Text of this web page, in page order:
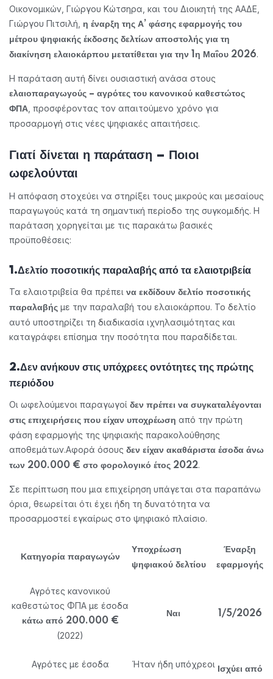
Οικονομικών, Γιώργου Κώτσηρα, και του Διοικητή της ΑΑΔΕ,
Γιώργου Πιτσιλή, η έναρξη της Α’ φάσης εφαρμογής του
μέτρου ψηφιακής έκδοσης δελτίων αποστολής για τη
διακίνηση ελαιοκάρπου μετατίθεται για την 1η Μαΐου 2026.
Η παράταση αυτή δίνει ουσιαστική ανάσα στους
ελαιοπαραγωγούς – αγρότες του κανονικού καθεστώτος
ΦΠΑ , προσφέροντας τον απαιτούμενο χρόνο για
προσαρμογή στις νέες ψηφιακές απαιτήσεις.
Γιατί δίνεται η παράταση – Ποιοι
ωφελούνται
Η απόφαση στοχεύει να στηρίξει τους μικρούς και μεσαίους
παραγωγούς κατά τη σημαντική περίοδο της συγκομιδής. Η
παράταση χορηγείται με τις παρακάτω βασικές
προϋποθέσεις:
1.Δελτίο ποσοτικής παραλαβής από τα ελαιοτριβεία
Τα ελαιοτριβεία θα πρέπει να εκδίδουν δελτίο ποσοτικής
παραλαβής με την παραλαβή του ελαιοκάρπου. Το δελτίο
αυτό υποστηρίζει τη διαδικασία ιχνηλασιμότητας και
καταγράφει επίσημα την ποσότητα που παραδίδεται.
2.Δεν ανήκουν στις υπόχρεες οντότητες της πρώτης
περιόδου
Οι ωφελούμενοι παραγωγοί δεν πρέπει να συγκαταλέγονται
στις επιχειρήσεις που είχαν υποχρέωση από την πρώτη
φάση εφαρμογής της ψηφιακής παρακολούθησης
αποθεμάτων.Αφορά όσους δεν είχαν ακαθάριστα έσοδα άνω
των 200.000 € στο φορολογικό έτος 2022.
Σε περίπτωση που μια επιχείρηση υπάγεται στα παραπάνω
όρια, θεωρείται ότι έχει ήδη τη δυνατότητα να
προσαρμοστεί εγκαίρως στο ψηφιακό πλαίσιο.
Κατηγορία παραγωγών
Υποχρέωση
ψηφιακού δελτίου
Έναρξη
εφαρμογής
Αγρότες κανονικού
καθεστώτος ΦΠΑ με έσοδα
κάτω από 200.000 €
(2022)
Ναι 1/5/2026
Αγρότες με έσοδα Ήταν ήδη υπόχρεοι Ισχύει από